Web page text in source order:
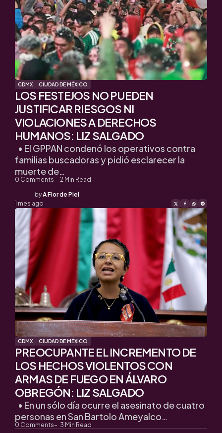
CDMX CIUDAD DE MÉXICO
LOS FESTEJOS NO PUEDEN
JUSTIFICAR RIESGOS NI
VIOLACIONES A DERECHOS
HUMANOS: LIZ SALGADO
0 Comments 2 Min Read
• El GPPAN condenó los operativos contra
familias buscadoras y pidió esclarecer la
muerte de…
Posted
by
byA Flor de Piel
1 mes ago
CDMX CIUDAD DE MÉXICO
PREOCUPANTE EL INCREMENTO DE
LOS HECHOS VIOLENTOS CON
ARMAS DE FUEGO EN ÁLVARO
OBREGÓN: LIZ SALGADO
0 Comments 3 Min Read
• En un sólo día ocurre el asesinato de cuatro
personas en San Bartolo Ameyalco…